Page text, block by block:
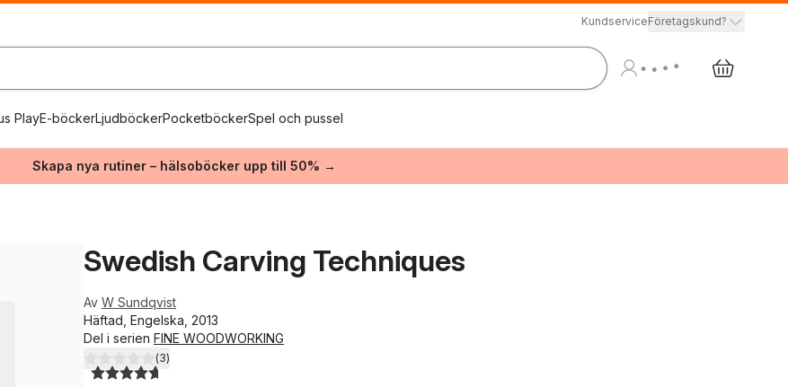
KundserviceFöretagskund?
PlayE-böckerLjudböckerPocketböckerSpel och pussel
Skapa nya rutiner – hälsoböcker upp till 50% →
Swedish Carving Techniques
Av W Sundqvist
Häftad, Engelska, 2013
Del i serien FINE WOODWORKING
4,7utav 5 stjärnor. Totalt antal röster:
(3)